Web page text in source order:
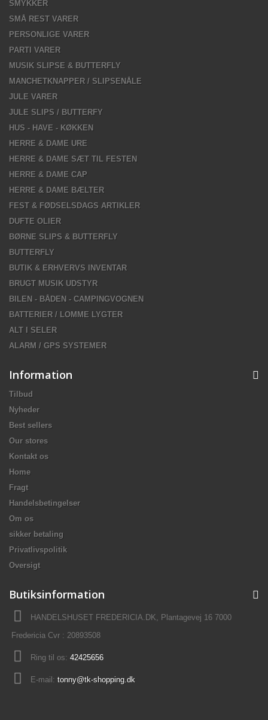
SMYKKER
SMÅ REST VARER
PERSONLIGE VARER
PARTI VARER
MUSIK SLIPSE & BUTTERFLY
MANCHETKNAPPER / SLIPSENÅLE
JULE VARER
JULE SLIPS / BUTTERFY
HUS - HAVE - KØKKEN
HERRE & DAME URE
HERRE & DAME SÆT TIL FESTEN
HERRE & DAME CAP
HERRE & DAME BÆLTER
FEST & FØDSELSDAGS ARTIKLER
DUFTE OLIER
BØRNE SLIPS & BUTTERFLY
BUTTERFLY
BUTIK & ERHVERVS INVENTAR
BRUGT MUSIK UDSTYR
BILEN - BÅDEN - CAMPINGVOGNEN
BATTERIER / LOMME LYGTER
ALT I SELER
ALARM / GPS SYSTEMER
Information
Tilbud
Nyheder
Best sellers
Our stores
Kontakt os
Home
Fragt
Handelsbetingelser
Om os
sikker betaling
Privatlivspolitik
Oversigt
Butiksinformation
HANDELSHUSET FREDERICIA.DK, Plantagevej 16 7000
Fredericia Cvr : 20893508
Ring til os: 42425656
E-mail: tonny@tk-shopping.dk